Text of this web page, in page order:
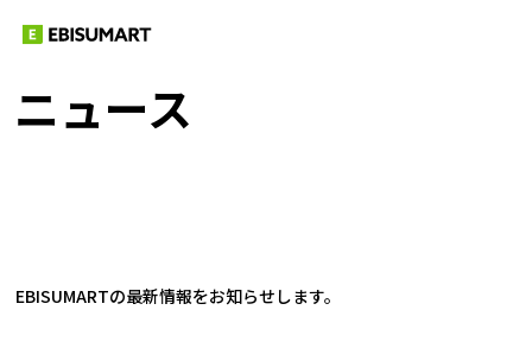
ニュース
EBISUMARTの最新情報をお知らせします。